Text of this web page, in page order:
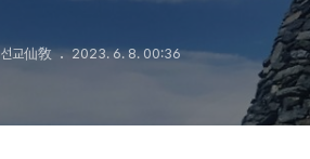
선교仙敎 2023. 6. 8. 00:36